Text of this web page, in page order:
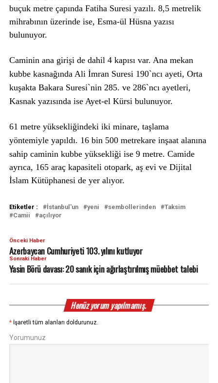
buçuk metre çapında Fatiha Suresi yazılı. 8,5 metrelik
mihrabının üzerinde ise, Esma-ül Hüsna yazısı
bulunuyor.
Caminin ana girişi de dahil 4 kapısı var. Ana mekan
kubbe kasnağında Ali İmran Suresi 190`ncı ayeti, Orta
kuşakta Bakara Suresi`nin 285. ve 286`ncı ayetleri,
Kasnak yazısında ise Ayet-el Kürsi bulunuyor.
61 metre yüksekliğindeki iki minare, taşlama
yöntemiyle yapıldı. 16 bin 500 metrekare inşaat alanına
sahip caminin kubbe yüksekliği ise 9 metre. Camide
ayrıca, 165 araç kapasiteli otopark, aş evi ve Dijital
İslam Kütüphanesi de yer alıyor.
Etiketler : İstanbul'un yeni sembollerinden
Taksim
Camii
açılıyor
Önceki Haber
Azerbaycan Cumhuriyeti 103. yılını kutluyor
Sonraki Haber
Yasin Börü davası: 20 sanık için ağırlaştırılmış müebbet talebi
Henüz yorum yapılmamış.
* İşaretli tüm alanları doldurunuz.
Yorumunuz